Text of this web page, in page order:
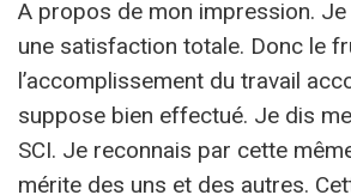
A propos de mon impression. Je
une satisfaction totale. Donc le
l’accomplissement du travail
suppose bien effectué. Je dis
SCI. Je reconnais par cette
mérite des uns et des autres.